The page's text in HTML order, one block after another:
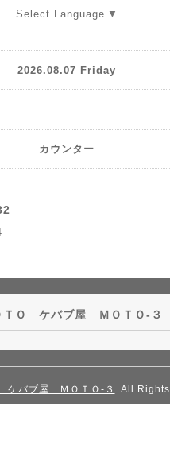
Select Language ▼
2026.08.07 Friday
カウンター
ＴＯ ケバブ屋 ＭＯＴＯ-３
ケバブ屋 ＭＯＴＯ-３ . All